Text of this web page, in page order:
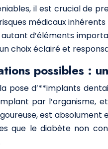
il est crucial de
médicaux
d’éléments
choix éclairé et
possibles :
pose d’**implants
par l’organisme,
est
que le diabète non